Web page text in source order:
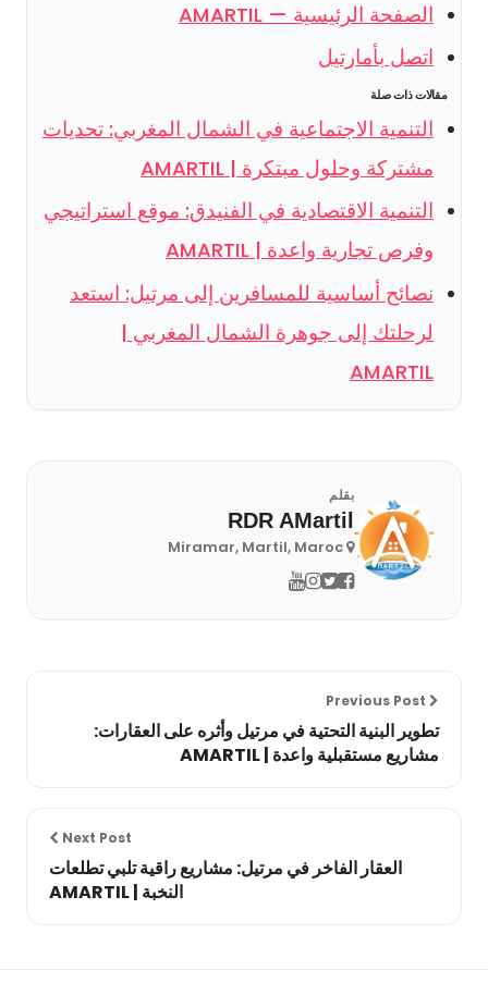
الصفحة الرئيسية — AMARTIL
اتصل بأمارتيل
مقالات ذات صلة
التنمية الاجتماعية في الشمال المغربي: تحديات
مشتركة وحلول مبتكرة | AMARTIL
التنمية الاقتصادية في الفنيدق: موقع استراتيجي
وفرص تجارية واعدة | AMARTIL
نصائح أساسية للمسافرين إلى مرتيل: استعد
لرحلتك إلى جوهرة الشمال المغربي |
AMARTIL
بقلم
RDR AMartil
تطوير البنية التحتية في مرتيل وأثره على العقارات:
مشاريع مستقبلية واعدة | AMARTIL
Next Post
العقار الفاخر في مرتيل: مشاريع راقية تلبي تطلعات
النخبة | AMARTIL